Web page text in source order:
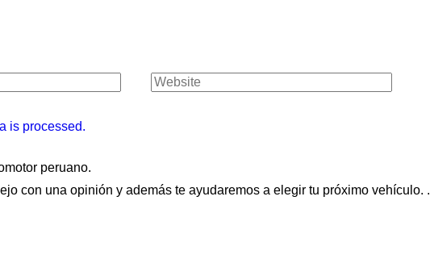
is processed.
peruano.
con una opinión y además te ayudaremos a elegir tu próximo vehículo. .